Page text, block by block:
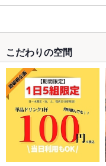
こだわりの空間